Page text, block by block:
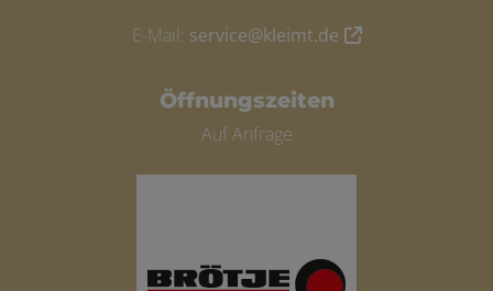
E-Mail: service@kleimt.de
Öffnungszeiten
Auf Anfrage